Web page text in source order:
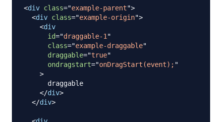
<div class="example-parent">
<div class="example-origin">
<div
id="draggable-1 "
class="example-draggable"
draggable="true"
ondragstart="onDragStart(event); "
>
      draggable
</div>
</div>